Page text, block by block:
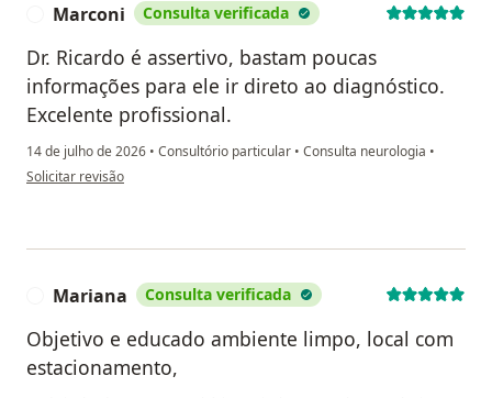
Marconi Consulta verificada
Dr. Ricardo é assertivo, bastam poucas
informações para ele ir direto ao diagnóstico.
Excelente profissional.
14 de julho de 2026 • Consultório particular • Consulta neurologia •
na opinião do utilizador Marconi
Solicitar revisão
Mariana Consulta verificada
Objetivo e educado ambiente limpo, local com
estacionamento,